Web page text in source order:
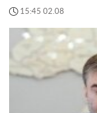
15:45 02.08